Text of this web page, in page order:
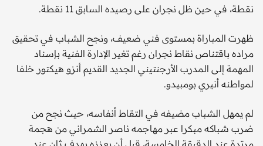
نقطة، في حين ظل نجران على رصيده السابق 11 نقطة.
ظهرت المباراة بمستوى فني ضعيف، ونجح الشباب في تحقيق
مراده باقتناص نقاط نجران رغم تغير الإدارة الفنية بإسناد
المهمة إلى المدرب الأرجنتيني الجديد القديم أنزو هيكتور خلفا
لمواطنه أنيري بومبيدو.
لم يمهل الشباب مضيفه في التقاط أنفاسه، حيث نجح من
ضرب شباكه مبكرا عبر مهاجمه ناصر الشمراني من هجمة
مرتدة عند الدقيقة الخامسة، قبل أن يعززه بهدف ثان عند